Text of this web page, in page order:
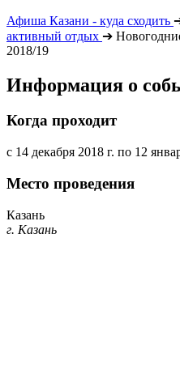
Афиша Казани - куда сходить
активный отдых ➔
2018/19
Информация о
Когда проходит
с 14 декабря 2018 г. по 12
Место проведения
Казань
г. Казань